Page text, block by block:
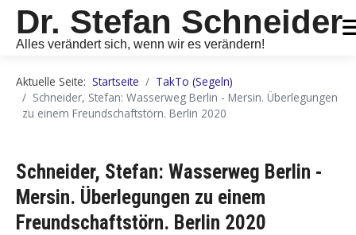
Dr. Stefan Schneider
Alles verändert sich, wenn wir es verändern!
Aktuelle Seite: Startseite
TakTo (Segeln)
Schneider, Stefan: Wasserweg Berlin - Mersin. Überlegungen
zu einem Freundschaftstörn. Berlin 2020
Schneider, Stefan: Wasserweg Berlin -
Mersin. Überlegungen zu einem
Freundschaftstörn. Berlin 2020